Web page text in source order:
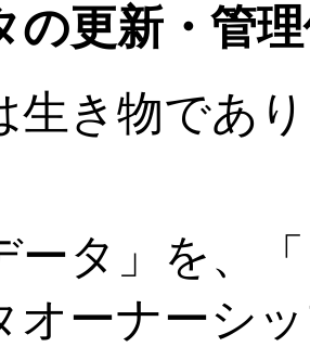
の更新・管
生き物であ
ータ」を、
オーナーシ